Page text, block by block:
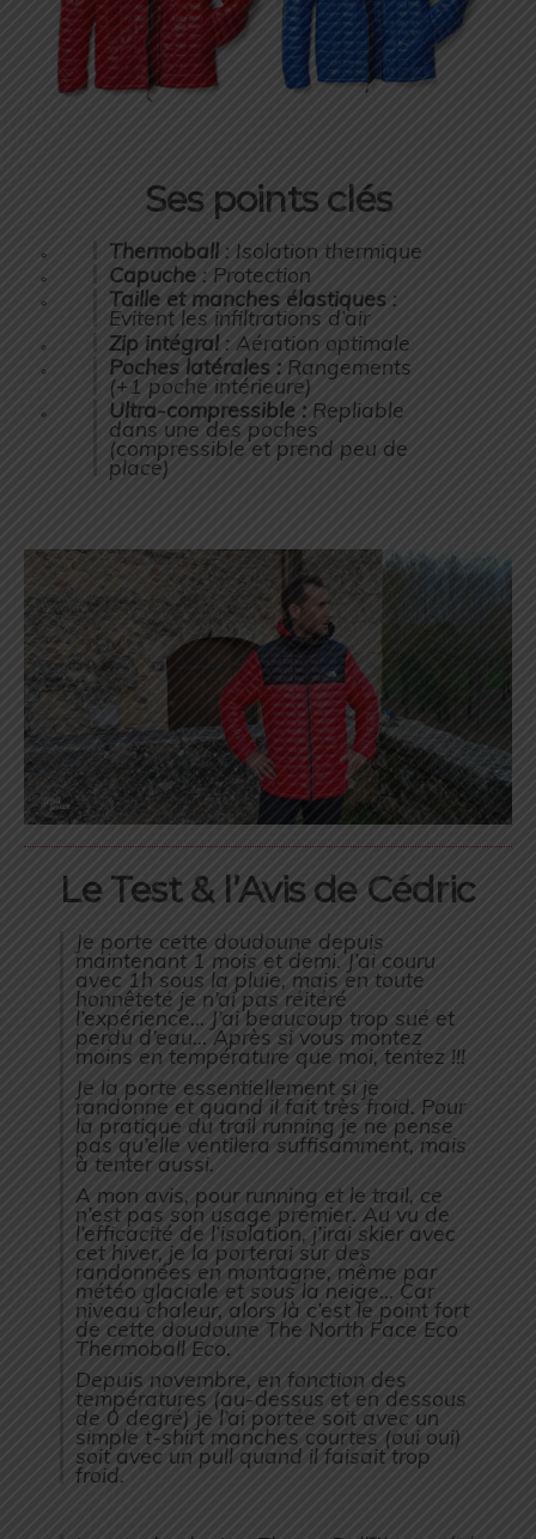
Ses points clés
Thermoball : Isolation thermique
Capuche : Protection
Taille et manches élastiques :
Evitent les infiltrations d’air
Zip intégral : Aération optimale
Poches latérales : Rangements
(+1 poche intérieure)
Ultra-compressible : Repliable
dans une des poches
(compressible et prend peu de
place)
Le Test & l’Avis de Cédric
Je porte cette doudoune depuis
maintenant 1 mois et demi. J’ai couru
avec 1h sous la pluie, mais en toute
honnêteté je n’ai pas réitéré
l’expérience… J’ai beaucoup trop sué et
perdu d’eau… Après si vous montez
moins en température que moi, tentez !!!
Je la porte essentiellement si je
randonne et quand il fait très froid. Pour
la pratique du trail running je ne pense
pas qu’elle ventilera suffisamment, mais
à tenter aussi.
A mon avis, pour running et le trail, ce
n’est pas son usage premier. Au vu de
l’efficacité de l’isolation, j’irai skier avec
cet hiver, je la porterai sur des
randonnées en montagne, même par
météo glaciale et sous la neige… Car
niveau chaleur, alors là c’est le point fort
de cette doudoune The North Face Eco
Thermoball Eco.
Depuis novembre, en fonction des
températures (au-dessus et en dessous
de 0 degré) je l’ai portée soit avec un
simple t-shirt manches courtes (oui oui)
soit avec un pull quand il faisait trop
froid.